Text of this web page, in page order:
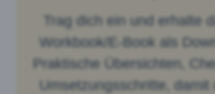
Trag dich ein und erhalte
Workbook/E-Book als
Praktische Übersichten,
Umsetzungsschritte, damit